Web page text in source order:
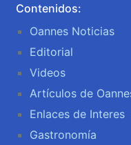
Contenidos:
Oannes Noticias
Editorial
Videos
Artículos de
Enlaces de Interes
Gastronomía